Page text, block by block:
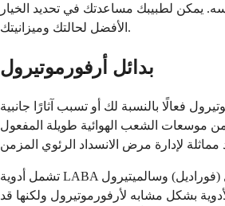
يمكن لطبيبك مساعدتك في تحديد الخيار
الأفضل لحالتك وميزانيتك.
بدائل أرفورموتيرول
فعالًا بالنسبة لك أو تسبب آثارًا جانبية
موسعات الشعب الهوائية طويلة المفعول
تشمل أدوية LABA الأخرى فورموتيرول (فوراديل) وسالميتيرول
بشكل مشابه لأرفورموتيرول ولكنها قد